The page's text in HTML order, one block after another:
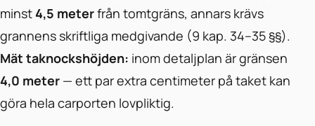
minst 4,5 meterfrån tomtgräns, annars krävs
grannens skriftliga medgivande (9 kap. 34–35 §§).
Mät taknockshöjden: inom detaljplan är gränsen
4,0 meter — ett par extra centimeter på taket kan
göra hela carporten lovpliktig.